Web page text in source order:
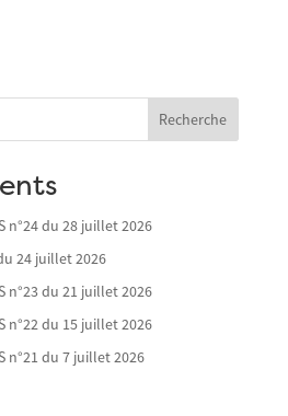
Recherche
n°24 du 28 juillet 2026
24 juillet 2026
n°23 du 21 juillet 2026
n°22 du 15 juillet 2026
n°21 du 7 juillet 2026